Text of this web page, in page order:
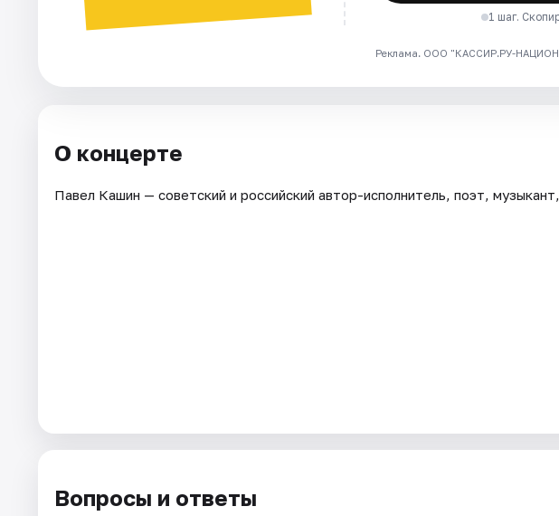
1 шаг.
Реклама. ООО "КАССИР.РУ-
О концерте
Павел Кашин — советский и российский автор-исполнитель, поэт,
Вопросы и ответы